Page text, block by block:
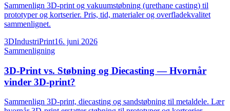
Sammenlign 3D-print og vakuumstøbning (urethane casting) til
prototyper og kortserier. Pris, tid, materialer og overfladekvalitet
sammenlignet.
3DIndustriPrint16. juni 2026
Sammenligning
3D-Print vs. Støbning og Diecasting — Hvornår
vinder 3D-print?
Sammenlign 3D-print, diecasting og sandstøbning til metaldele. Lær